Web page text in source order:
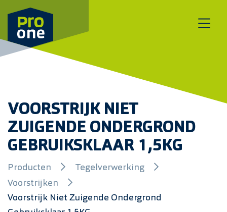
Meteen naar de content
VOORSTRIJK NIET
ZUIGENDE ONDERGROND
GEBRUIKSKLAAR 1,5KG
Producten
Tegelverwerking
Voorstrijken
Voorstrijk Niet Zuigende Ondergrond